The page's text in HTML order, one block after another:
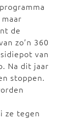
de
zo’n 360
van
Na dit jaar
stoppen.
ze tegen